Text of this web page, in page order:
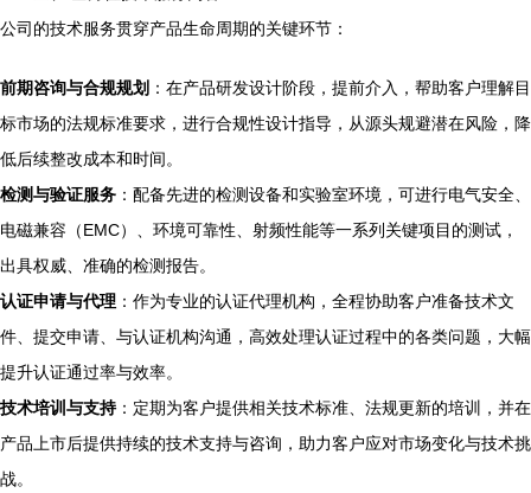
公司的技术服务贯穿产品生命周期的关键环节：
前期咨询与合规规划 ：在产品研发设计阶段，提前介入，帮助客户理解目
标市场的法规标准要求，进行合规性设计指导，从源头规避潜在风险，降
低后续整改成本和时间。
检测与验证服务 ：配备先进的检测设备和实验室环境，可进行电气安全、
电磁兼容（EMC）、环境可靠性、射频性能等一系列关键项目的测试，
出具权威、准确的检测报告。
认证申请与代理 ：作为专业的认证代理机构，全程协助客户准备技术文
件、提交申请、与认证机构沟通，高效处理认证过程中的各类问题，大幅
提升认证通过率与效率。
技术培训与支持：定期为客户提供相关技术标准、法规更新的培训，并在
产品上市后提供持续的技术支持与咨询，助力客户应对市场变化与技术挑
战。